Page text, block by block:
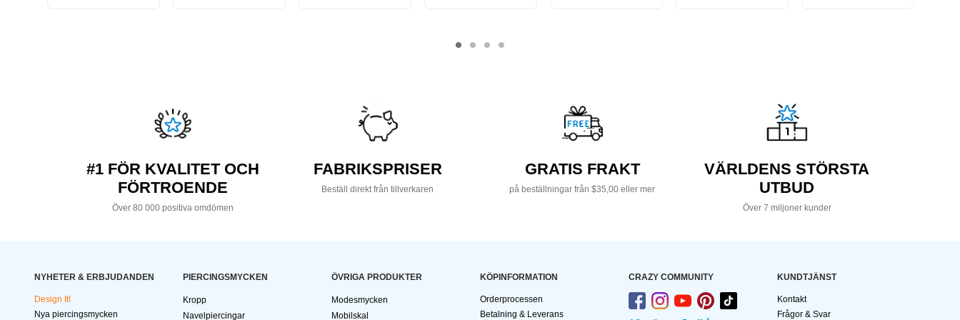
#1 FÖR KVALITET OCH
FÖRTROENDE
Över 80 000 positiva omdömen
FABRIKSPRISER
Beställ direkt från tillverkaren
GRATIS FRAKT
på beställningar från $35,00 eller mer
VÄRLDENS STÖRSTA
UTBUD
Över 7 miljoner kunder
NYHETER & ERBJUDANDEN
Design It!
Nya piercingsmycken
PIERCINGSMYCKEN
Kropp
Navelpiercingar
ÖVRIGA PRODUKTER
Modesmycken
Mobilskal
KÖPINFORMATION
Orderprocessen
Betalning & Leverans
CRAZY COMMUNITY KUNDTJÄNST
Kontakt
Frågor & Svar